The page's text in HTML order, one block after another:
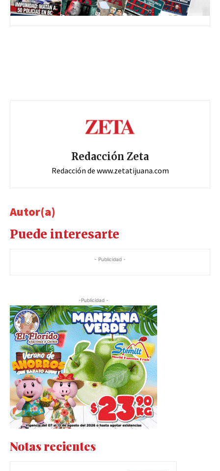
Redacción Zeta
Redacción de www.zetatijuana.com
Autor(a)
Puede interesarte
- Publicidad -
-Publicidad -
Notas recientes